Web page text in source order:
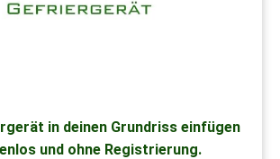
in deinen Grundriss einfügen
und ohne Registrierung.